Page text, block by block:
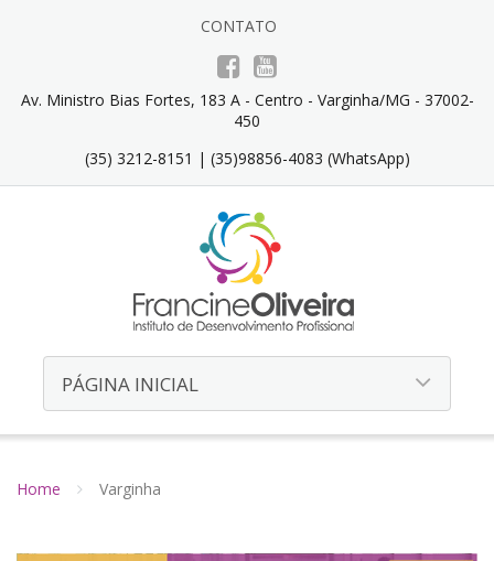
CONTATO
Av. Ministro Bias Fortes, 183 A - Centro - Varginha/MG - 37002-
450
(35) 3212-8151 | (35)98856-4083 (WhatsApp)
Home Varginha